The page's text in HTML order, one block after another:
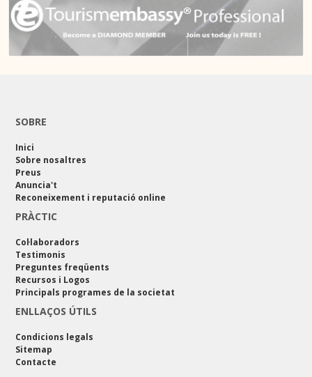
SOBRE
Inici
Sobre nosaltres
Preus
Anuncia't
Reconeixement i reputació online
PRÀCTIC
Col·laboradors
Testimonis
Preguntes freqüents
Recursos i Logos
Principals programes de la societat
ENLLAÇOS ÚTILS
Condicions legals
Sitemap
Contacte